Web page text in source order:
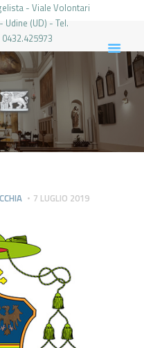
- Viale Volontari
Udine (UD) - Tel.
MARCO UDINE
7 LUGLIO 2019